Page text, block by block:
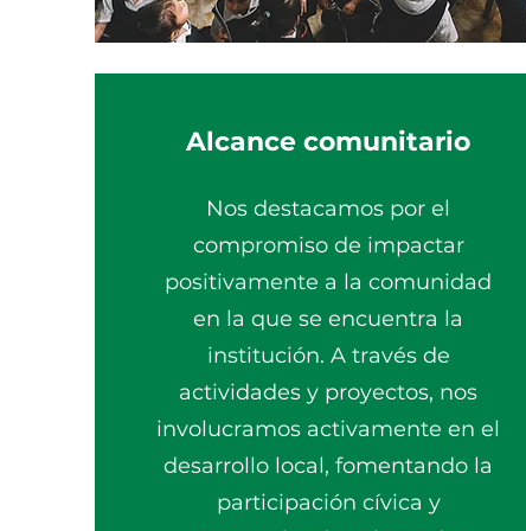
Alcance comunitario
Nos destacamos por el
compromiso de impactar
positivamente a la comunidad
en la que se encuentra la
institución. A través de
actividades y proyectos, nos
involucramos activamente en el
desarrollo local, fomentando la
participación cívica y